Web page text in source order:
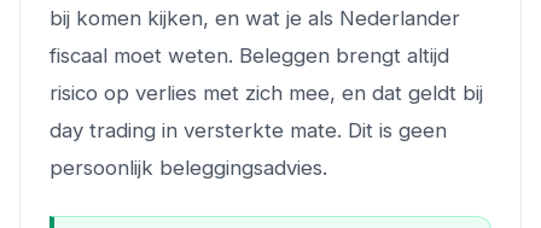
bij komen kijken, en wat je als Nederlander
fiscaal moet weten. Beleggen brengt altijd
risico op verlies met zich mee, en dat geldt bij
day trading in versterkte mate. Dit is geen
persoonlijk beleggingsadvies.